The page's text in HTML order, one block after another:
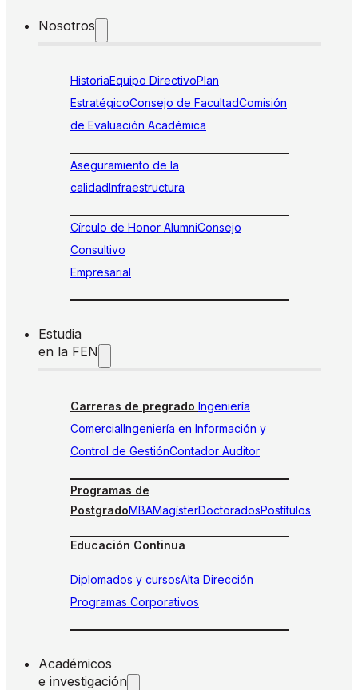
Nosotros
HistoriaEquipo DirectivoPlan
EstratégicoConsejo de FacultadComisión
de Evaluación Académica
Aseguramiento de la
calidadInfraestructura
Círculo de Honor AlumniConsejo
Consultivo
Empresarial
Estudia
en la FEN
Carreras de pregrado Ingeniería
ComercialIngeniería en Información y
Control de GestiónContador Auditor
Programas de
PostgradoMBAMagísterDoctoradosPostítulos
Educación Continua
Diplomados y cursosAlta Dirección
Programas Corporativos
Académicos
e investigación